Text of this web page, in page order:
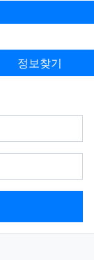
정보찾기